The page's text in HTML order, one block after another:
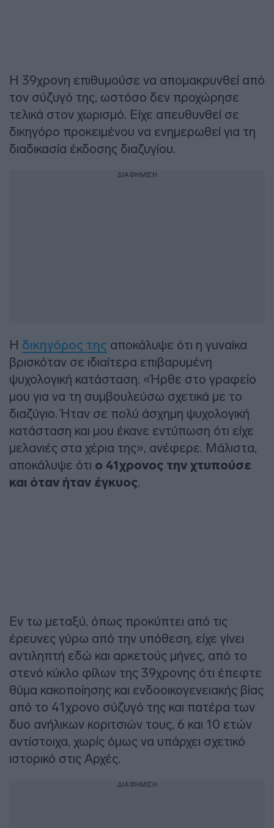
Η 39χρονη επιθυμούσε να απομακρυνθεί από
τον σύζυγό της, ωστόσο δεν προχώρησε
τελικά στον χωρισμό. Είχε απευθυνθεί σε
δικηγόρο προκειμένου να ενημερωθεί για τη
διαδικασία έκδοσης διαζυγίου.
ΔΙΑΦΗΜΙΣΗ
Η δικηγόρος της αποκάλυψε ότι η γυναίκα
βρισκόταν σε ιδιαίτερα επιβαρυμένη
ψυχολογική κατάσταση. «Ήρθε στο γραφείο
μου για να τη συμβουλεύσω σχετικά με το
διαζύγιο. Ήταν σε πολύ άσχημη ψυχολογική
κατάσταση και μου έκανε εντύπωση ότι είχε
μελανιές στα χέρια της», ανέφερε. Μάλιστα,
αποκάλυψε ότι ο 41χρονος την χτυπούσε
και όταν ήταν έγκυος.
Εν τω μεταξύ, όπως προκύπτει από τις
έρευνες γύρω από την υπόθεση, είχε γίνει
αντιληπτή εδώ και αρκετούς μήνες, από το
στενό κύκλο φίλων της 39χρονης ότι έπεφτε
θύμα κακοποίησης και ενδοοικογενειακής βίας
από το 41χρονο σύζυγό της και πατέρα των
δυο ανήλικων κοριτσιών τους, 6 και 10 ετών
αντίστοιχα, χωρίς όμως να υπάρχει σχετικό
ιστορικό στις Αρχές.
ΔΙΑΦΗΜΙΣΗ